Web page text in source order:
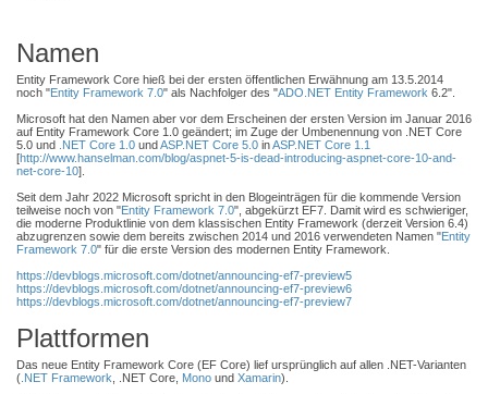
Namen
Entity Framework Core hieß bei der ersten öffentlichen Erwähnung am 13.5.2014
noch "Entity Framework 7.0" als Nachfolger des "ADO.NET Entity Framework 6.2".
Microsoft hat den Namen aber vor dem Erscheinen der ersten Version im Januar 2016
auf Entity Framework Core 1.0 geändert; im Zuge der Umbenennung von .NET Core
5.0 und .NET Core 1.0 undASP.NET Core 5.0 inASP.NET Core 1.1
[http://www.hanselman.com/blog/aspnet-5-is-dead-introducing-aspnet-core-10-and-
net-core-10].
Seit dem Jahr 2022 Microsoft spricht in den Blogeinträgen für die kommende Version
teilweise noch von "Entity Framework 7.0", abgekürzt EF7. Damit wird es schwieriger,
die moderne Produktlinie von dem klassischen Entity Framework (derzeit Version 6.4)
abzugrenzen sowie dem bereits zwischen 2014 und 2016 verwendeten Namen "Entity
Framework 7.0" für die erste Version des modernen Entity Framework.
https://devblogs.microsoft.com/dotnet/announcing-ef7-preview5
https://devblogs.microsoft.com/dotnet/announcing-ef7-preview6
https://devblogs.microsoft.com/dotnet/announcing-ef7-preview7
Plattformen
Das neue Entity Framework Core (EF Core) lief ursprünglich auf allen .NET-Varianten
( .NET Framework , .NET Core, Mono und Xamarin).